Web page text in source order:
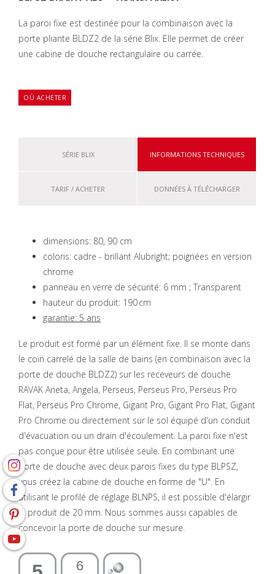
La paroi fixe est destinée pour la combinaison avec la
porte pliante BLDZ2 de la série Blix. Elle permet de créer
une cabine de douche rectangulaire ou carrée.
OÙ ACHETER
SÉRIE BLIX INFORMATIONS TECHNIQUES
TARIF / ACHETER DONNÉES À TÉLÉCHARGER
dimensions: 80, 90 cm
coloris: cadre - brillant Alubright; poignées en version
chrome
panneau en verre de sécurité: 6 mm ; Transparent
hauteur du produit: 190 cm
garantie: 5 ans
Le produit est formé par un élément fixe. Il se monte dans
le coin carrelé de la salle de bains (en combinaison avec la
porte de douche BLDZ2) sur les receveurs de douche
RAVAK Aneta, Angela, Perseus, Perseus Pro, Perseus Pro
Flat, Perseus Pro Chrome, Gigant Pro, Gigant Pro Flat, Gigant
Pro Chrome ou directement sur le sol équipé d'un conduit
d'évacuation ou un drain d'écoulement. La paroi fixe n'est
pas conçue pour être utilisée seule. En combinant une
porte de douche avec deux parois fixes du type BLPSZ,
vous créez la cabine de douche en forme de "U". En
utilisant le profilé de réglage BLNPS, il est possible d'élargir
le produit de 20 mm. Nous sommes aussi capables de
concevoir la porte de douche sur mesure.